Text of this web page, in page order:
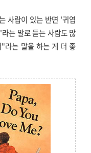
사람이 있는 반면 '귀엽
는 말로 듣는 사람도 많
라는 말을 하는 게 더 좋